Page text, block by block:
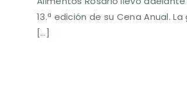
13.ª edición de su Cena Anual. La
[…]